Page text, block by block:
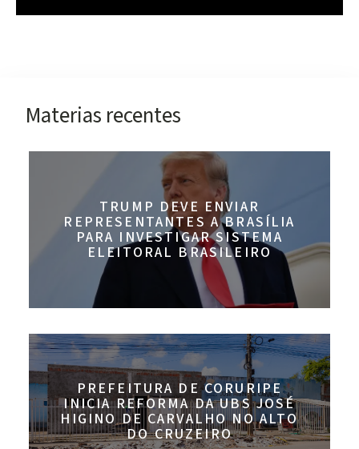
Materias recentes
TRUMP DEVE ENVIAR
REPRESENTANTES A BRASÍLIA
PARA INVESTIGAR SISTEMA
ELEITORAL BRASILEIRO
PREFEITURA DE CORURIPE
INICIA REFORMA DA UBS JOSÉ
HIGINO DE CARVALHO NO ALTO
DO CRUZEIRO